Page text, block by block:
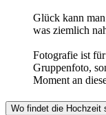
Glück kann
was ziemlich
Fotografie ist
Gruppenfoto,
Moment an
Wo findet die Hochzeit